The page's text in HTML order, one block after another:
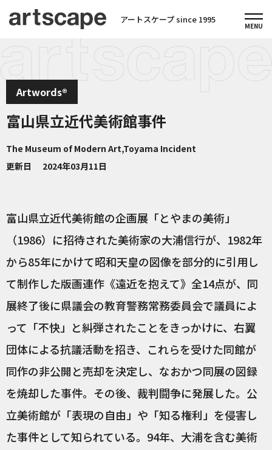
アートスケープ since 1995
Artwords®
富山県立近代美術館事件
The Museum of Modern Art,Toyama Incident
更新日
2024年03月11日
富山県立近代美術館の企画展「とやまの美術」
（1986）に招待された美術家の大浦信行が、1982年
から85年にかけて昭和天皇の図像を部分的に引用し
て制作した版画連作《遠近を抱えて》全14点が、同
展終了後に県議会の教育警務常務委員会で議員によ
って「不快」と糾弾されたことをきっかけに、右翼
団体による抗議活動を招き、これらを受けた同館が
同作の非公開と売却を決定し、なおかつ同展の図録
を焼却した事件。その後、裁判闘争に発展した。公
立美術館が「表現の自由」や「知る権利」を侵害し
た事件として知られている。94年、大浦を含む美術